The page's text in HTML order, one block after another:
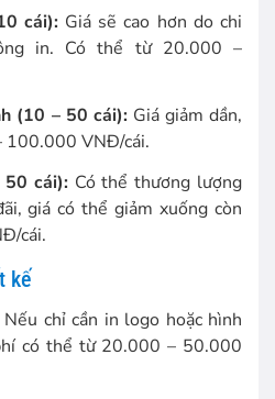
cái): Giá sẽ cao hơn do chi
in. Có thể từ 20.000 –
(10 – 50 cái): Giá giảm dần,
VNĐ/cái.
cái): Có thể thương lượng
giá có thể giảm xuống còn
cái.
kế
Nếu chỉ cần in logo hoặc hình
có thể từ 20.000 – 50.000